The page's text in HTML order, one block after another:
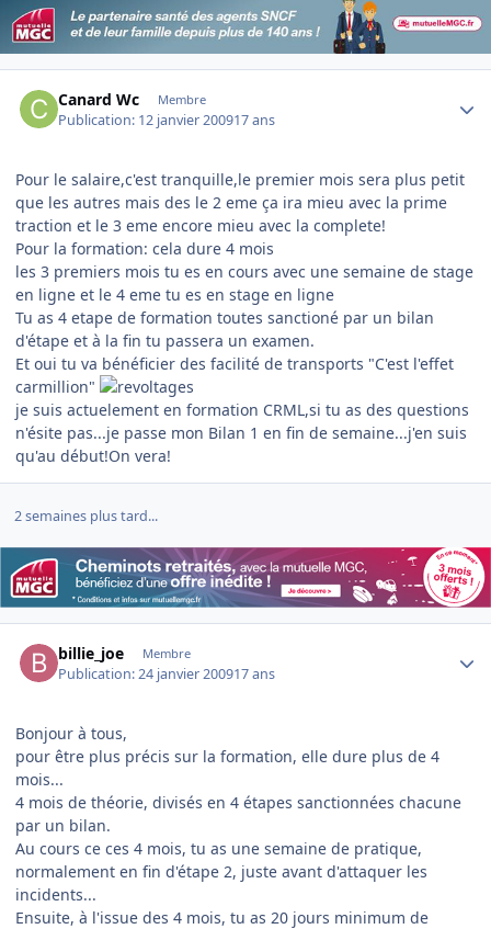
Canard Wc Membre
Publication: 12 janvier 200917 ans
Pour le salaire,c'est tranquille,le premier mois sera plus petit
que les autres mais des le 2 eme ça ira mieu avec la prime
traction et le 3 eme encore mieu avec la complete!
Pour la formation: cela dure 4 mois
les 3 premiers mois tu es en cours avec une semaine de stage
en ligne et le 4 eme tu es en stage en ligne
Tu as 4 etape de formation toutes sanctioné par un bilan
d'étape et à la fin tu passera un examen.
Et oui tu va bénéficier des facilité de transports "C'est l'effet
carmillion"
je suis actuelement en formation CRML,si tu as des questions
n'ésite pas...je passe mon Bilan 1 en fin de semaine...j'en suis
qu'au début!On vera!
2 semaines plus tard...
billie_joe Membre
Publication:24 janvier 200917 ans
Bonjour à tous,
pour être plus précis sur la formation, elle dure plus de 4
mois...
4 mois de théorie, divisés en 4 étapes sanctionnées chacune
par un bilan.
Au cours ce ces 4 mois, tu as une semaine de pratique,
normalement en fin d'étape 2, juste avant d'attaquer les
incidents...
Ensuite, à l'issue des 4 mois, tu as 20 jours minimum de